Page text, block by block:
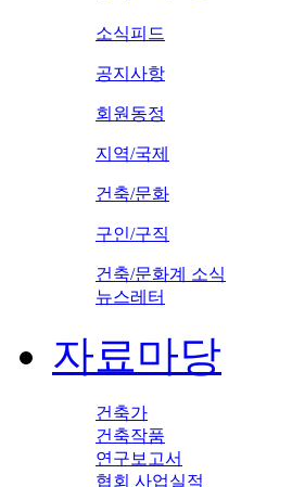
소식피드
공지사항
회원동정
지역/국제
건축/문화
구인/구직
건축/문화계 소식
뉴스레터
자료마당
건축가
건축작품
연구보고서
협회 사업실적